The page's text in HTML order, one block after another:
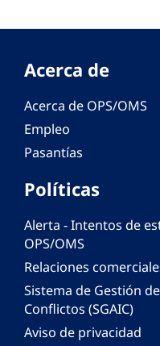
Acerca de
Acerca de OPS/OMS
Empleo
Pasantías
Políticas
Alerta - Intentos de
OPS/OMS
Relaciones
Sistema de Gestión
Conflictos (SGAIC)
Aviso de privacidad